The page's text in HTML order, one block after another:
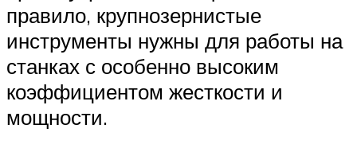
правило, крупнозернистые
инструменты нужны для работы на
станках с особенно высоким
коэффициентом жесткости и
мощности.